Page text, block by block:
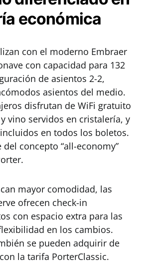
económica
con el moderno Embraer
con capacidad para 132
de asientos 2-2,
asientos del medio.
disfrutan de WiFi gratuito
vino servidos en cristalería, y
en todos los boletos.
concepto “all-economy”
mayor comodidad, las
ofrecen check-in
con espacio extra para las
en los cambios.
se pueden adquirir de
la tarifa PorterClassic.